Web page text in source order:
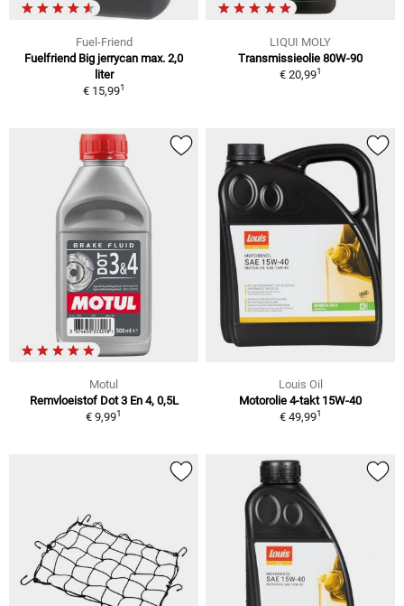
Fuel-Friend
Fuelfriend Big jerrycan max. 2,0
liter
€ 15,991
LIQUI MOLY
Transmissieolie 80W-90
€ 20,991
Motul
Remvloeistof Dot 3 En 4, 0,5L
€ 9,991
Louis Oil
Motorolie 4-takt 15W-40
€ 49,991